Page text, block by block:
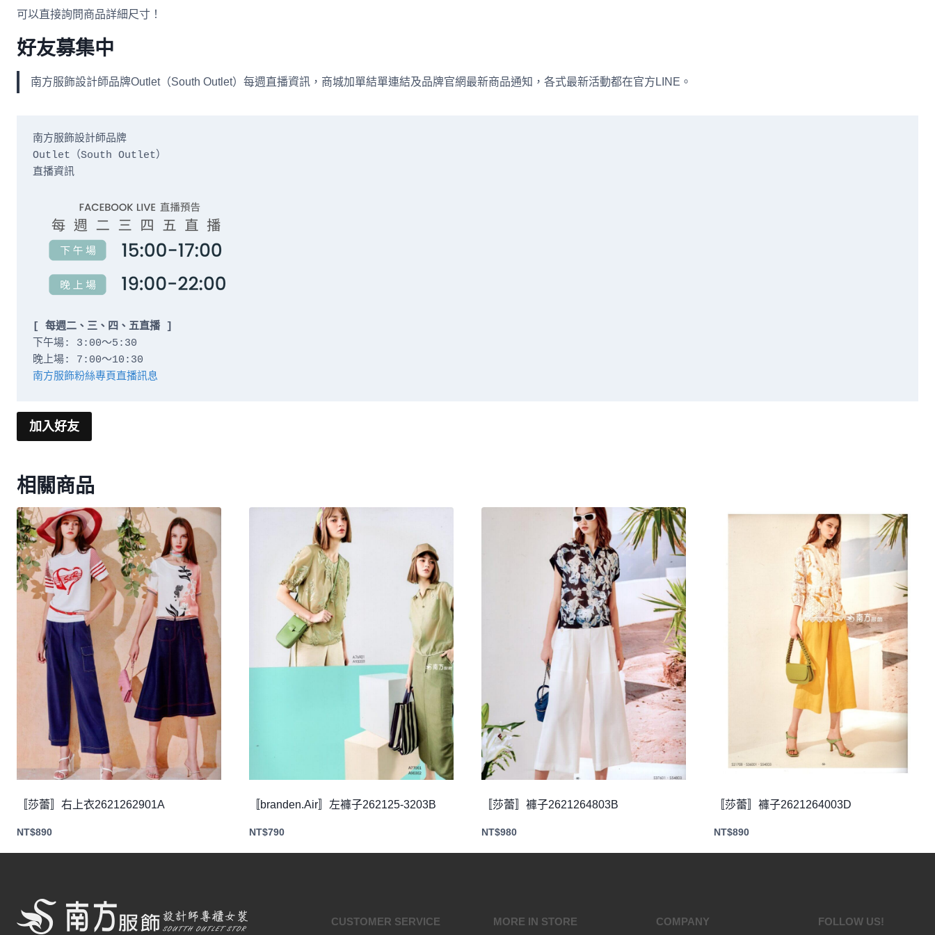
可以直接詢問商品詳細尺寸！
好友募集中
南方服飾設計師品牌Outlet（South Outlet）每週直播資訊，商城加單結單連結及品牌官網最新商品通知，各式最新活動都在官方LINE。
南方服飾設計師品牌
Outlet（South Outlet）
直播資訊
[ 每週二、三、四、五直播 ]
下午場: 3:00～5:30
南方服飾粉絲專頁直播訊息
加入好友
相關商品
〚莎蕾〛右上衣2621262901A
NT$890
〚branden.Air〛左褲子262125-3203B
NT$790
〚莎蕾〛褲子2621264803B
NT$980
〚莎蕾〛褲子2621264003D
NT$890
CUSTOMER SERVICE MORE IN STORE COMPANY FOLLOW US!